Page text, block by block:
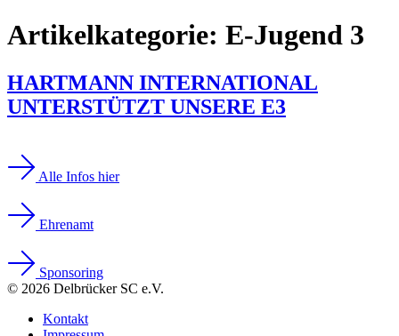
Artikelkategorie: E-Jugend 3
HARTMANN INTERNATIONAL
UNTERSTÜTZT UNSERE E3
Alle Infos hier
Ehrenamt
Sponsoring
© 2026 Delbrücker SC e.V.
Kontakt